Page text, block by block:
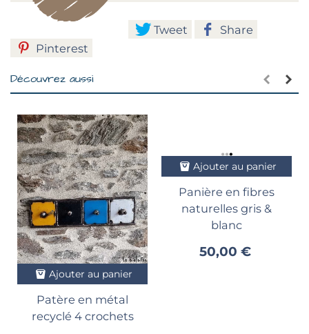
Tweet
Share
Pinterest
Découvrez aussi
Ajouter au panier
Patère en métal
recyclé 4 crochets
Ajouter au panier
Panière en fibres
naturelles gris &
blanc
50,00 €